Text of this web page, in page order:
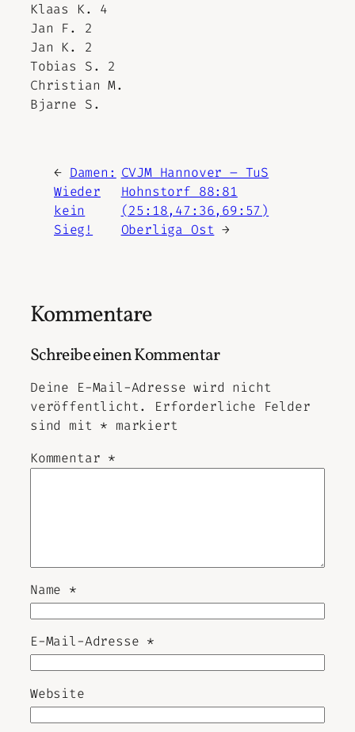
Klaas K. 4
Jan F. 2
Jan K. 2
Tobias S. 2
Christian M.
Bjarne S.
← Damen:
Wieder
kein
Sieg!
CVJM Hannover – TuS
Hohnstorf 88:81
(25:18,47:36,69:57)
Oberliga Ost →
Kommentare
Schreibe einen Kommentar
Deine E-Mail-Adresse wird nicht
veröffentlicht.
Erforderliche Felder
sind mit * markiert
Kommentar *
Name *
E-Mail-Adresse *
Website